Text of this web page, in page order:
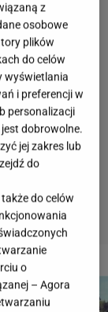
z
osobowe
plików
do celów
wyświetlania
i preferencji w
personalizacji
dobrowolne.
jej zakres lub
do
do celów
o
– Agora